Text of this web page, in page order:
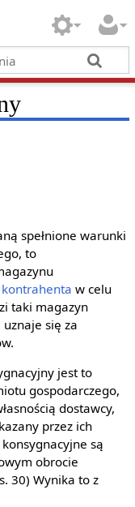
spełnione warunki
to
kontrahenta w celu
taki magazyn
uznaje się za
jest to
gospodarczego,
dostawcy,
przez ich
są
obrocie
30) Wynika to z